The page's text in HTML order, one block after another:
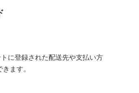
に登録された配送先や支払い方
ます。